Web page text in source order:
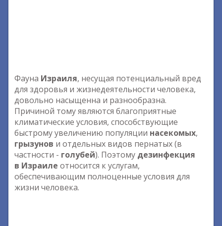
Фауна Израиля, несущая потенциальный вред
для здоровья и жизнедеятельности человека,
довольно насыщенна и разнообразна.
Причиной тому являются благоприятные
климатические условия, способствующие
быстрому увеличению популяции насекомых,
грызунов и отдельных видов пернатых (в
частности - голубей). Поэтому дезинфекция
в Израиле относится к услугам,
обеспечивающим полноценные условия для
жизни человека.